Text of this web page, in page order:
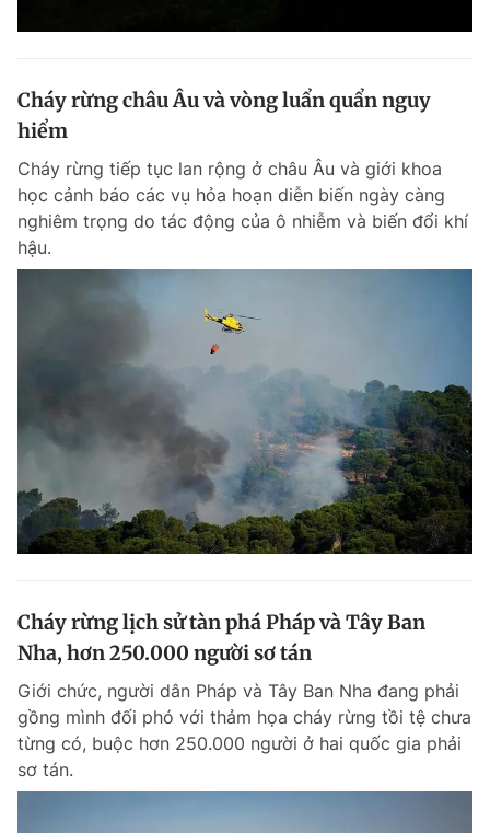
Cháy rừng châu Âu và vòng luẩn quẩn nguy
hiểm
Cháy rừng tiếp tục lan rộng ở châu Âu và giới khoa
học cảnh báo các vụ hỏa hoạn diễn biến ngày càng
nghiêm trọng do tác động của ô nhiễm và biến đổi khí
hậu.
Cháy rừng lịch sử tàn phá Pháp và Tây Ban
Nha, hơn 250.000 người sơ tán
Giới chức, người dân Pháp và Tây Ban Nha đang phải
gồng mình đối phó với thảm họa cháy rừng tồi tệ chưa
từng có, buộc hơn 250.000 người ở hai quốc gia phải
sơ tán.